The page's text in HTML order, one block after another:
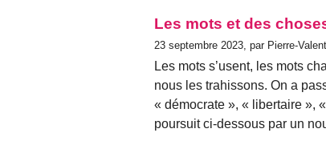
Les mots et des
23 septembre 2023, par Pierre-
Les mots s’usent, les mots
nous les trahissons. On a
« démocrate », « libertaire »,
poursuit ci-dessous par un